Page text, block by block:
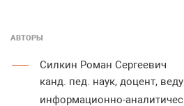
АВТОРЫ
Силкин Роман Сергеевич
канд. пед. наук, доцент,
информационно-